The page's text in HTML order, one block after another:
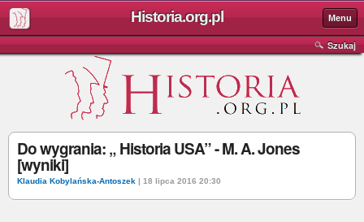
Historia.org.pl Menu
Szukaj
Do wygrania: „ Historia USA” - M. A. Jones
[wyniki]
Klaudia Kobylańska-Antoszek | 18 lipca 2016 20:30